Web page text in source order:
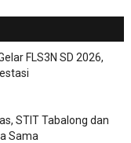
FLS3N SD 2026,
STIT Tabalong dan
Sama